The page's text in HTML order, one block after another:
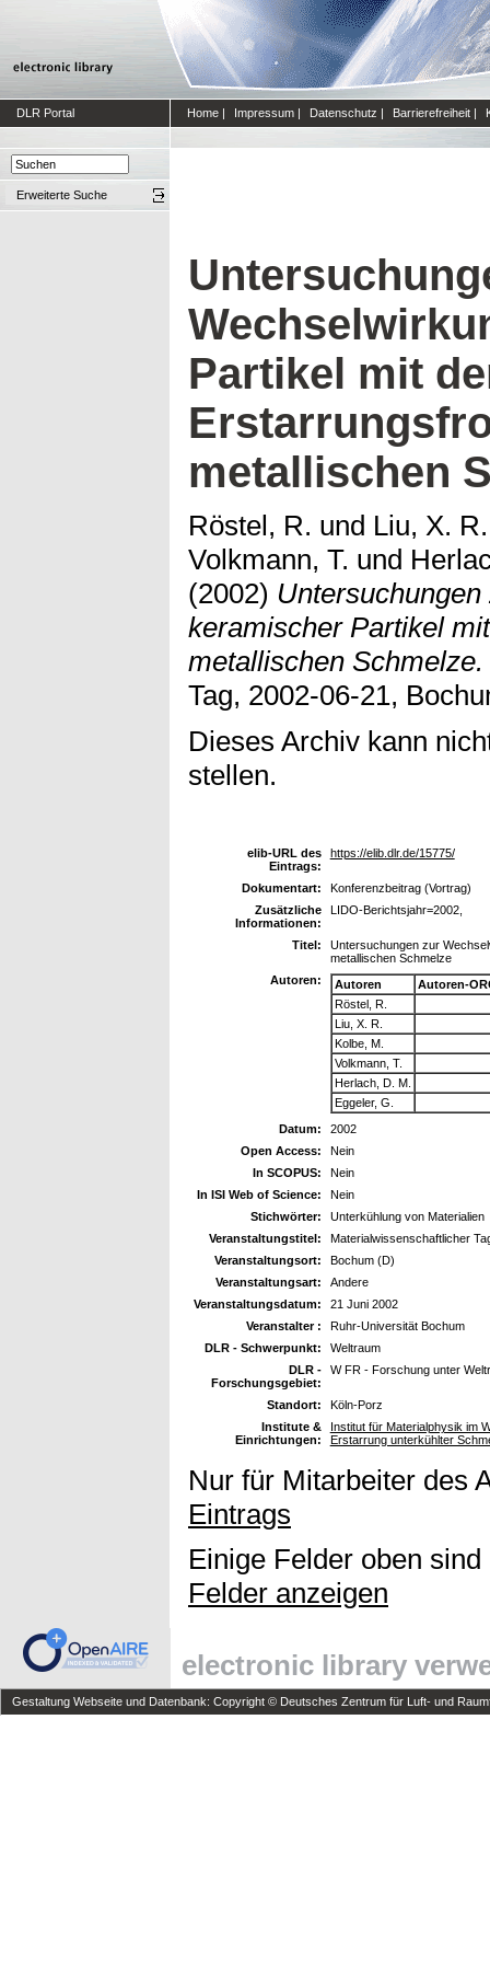
DLR Portal Home | Impressum | Datenschutz | Barrierefreiheit |
Erweiterte Suche
Partikel mit
metallischen
Röstel, R. und Liu, X. R.
Volkmann, T. und
(2002)
keramischer Partikel
metallischen Schmelze.
Tag, 2002-06-21,
Dieses Archiv kann
stellen.
elib-URL des
Eintrags:
https://elib.dlr.de/15775/
Dokumentart:
Konferenzbeitrag (Vortrag)
Zusätzliche
Informationen:
LIDO-Berichtsjahr=2002,
Titel:
Untersuchungen zur
metallischen Schmelze
Autoren:
Autoren
Autoren-
Röstel, R.
Liu, X. R.
Kolbe, M.
Volkmann, T.
Herlach, D. M.
Eggeler, G.
Datum:
2002
Open Access:
Nein
In SCOPUS:
Nein
In ISI Web of Science:
Nein
Stichwörter:
Unterkühlung von Materialien
Veranstaltungstitel:
Materialwissenschaftlicher
Veranstaltungsort:
Bochum (D)
Veranstaltungsart:
Andere
Veranstaltungsdatum:
21 Juni 2002
Veranstalter :
Ruhr-Universität Bochum
DLR - Schwerpunkt:
Weltraum
DLR -
Forschungsgebiet:
W FR - Forschung unter
Standort:
Köln-Porz
Institute &
Einrichtungen:
Institut für Materialphysik im
Erstarrung unterkühlter
Nur für Mitarbeiter des
Eintrags
Einige Felder oben
Felder anzeigen
electronic library
Gestaltung Webseite und Datenbank: Copyright © Deutsches Zentrum für Luft- und